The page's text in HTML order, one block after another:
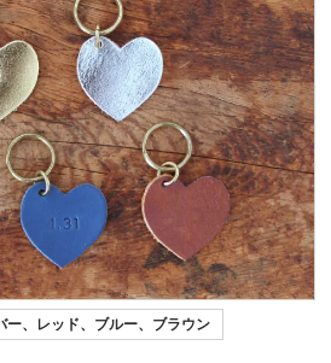
ー、レッド、ブルー、ブラウン